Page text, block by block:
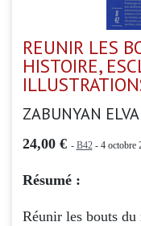
REUNIR LES
HISTOIRE,
ZABUNYAN
24,00 € - B42- 4 octobre
Résumé :
Réunir les bouts du